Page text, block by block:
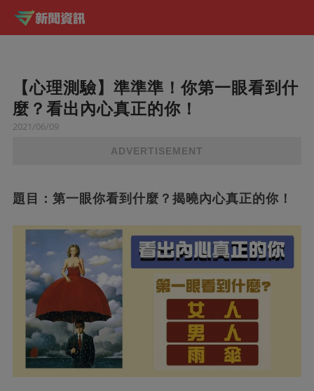
【心理測驗】準準準！你第一眼看到什
麼？看出內心真正的你！
2021/06/09
ADVERTISEMENT
題目：第一眼你看到什麼？揭曉內心真正的你！